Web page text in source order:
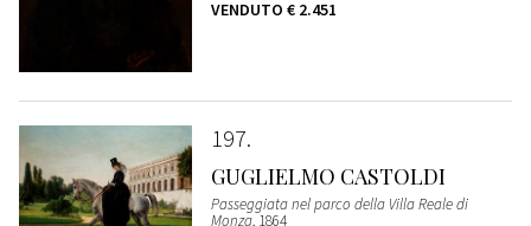
VENDUTO € 2.451
197
GUGLIELMO CASTOLDI
Passeggiata nel parco della Villa Reale di
Monza, 1864